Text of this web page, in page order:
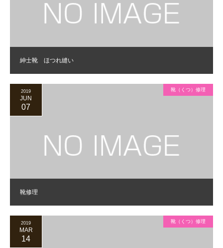
紳士靴 ほつれ縫い
靴修理
2019
JUN
07
靴（くつ）修理
2019
MAR
14
靴（くつ）修理